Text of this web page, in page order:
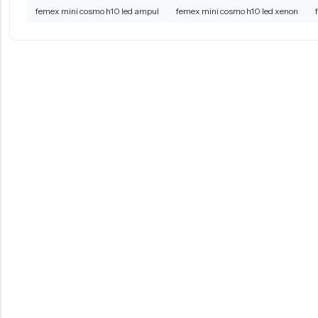
femex mini cosmo h10 led ampul femex mini cosmo h10 led xenon